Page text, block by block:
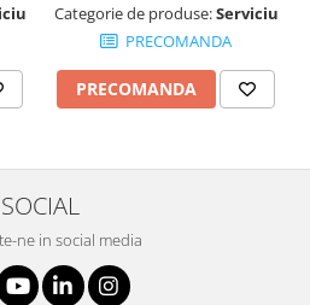
Categorie de produse:Serviciu
PRECOMANDA
PRECOMANDA
SOCIAL
ne in social media